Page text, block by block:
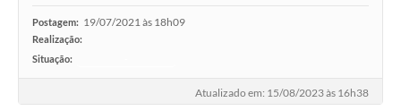
Postagem: 19/07/2021 às 18h09
Realização:
Situação:
Atualizado em: 15/08/2023 às 16h38